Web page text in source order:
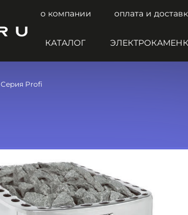
о компании оплата и
КАТАЛОГ
Серия Profi